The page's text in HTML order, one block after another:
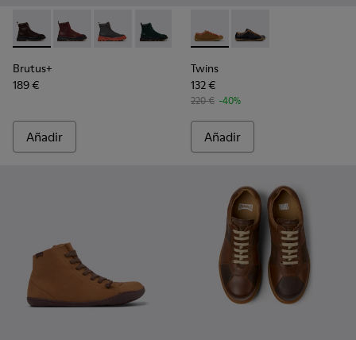
Brutus+ - K400816-002 - Botas de media caña de piel
Brutus+ - K400816-011
Brutus+ - K400816-006
Brutus+ - K400816-005
Brutus+ - K400816-004
Brutus+ - K400816-003
Brutus+ -
Brutus+
189 €
Añadir
Twins - K201830-006 -
Twins - K201830-005
Twins
132 €
220 € -40%
Añadir